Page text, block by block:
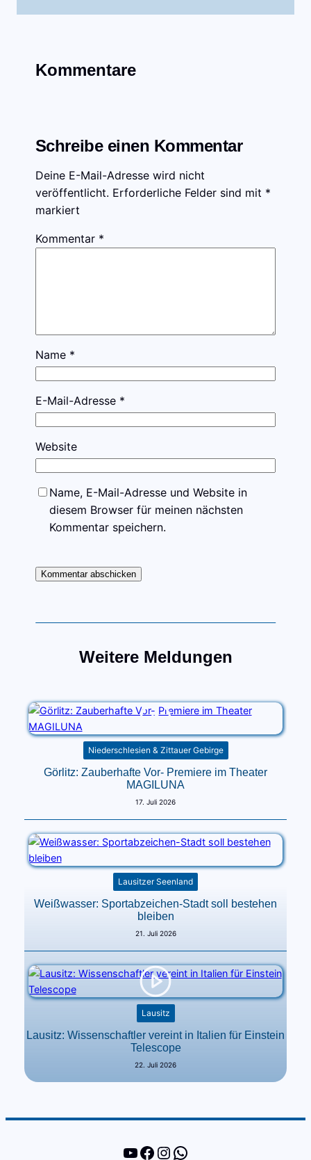
Kommentare
Schreibe einen Kommentar
Deine E-Mail-Adresse wird nicht
veröffentlicht. Erforderliche Felder sind mit *
markiert
Kommentar *
Name *
E-Mail-Adresse *
Website
Name, E-Mail-Adresse und Website in
diesem Browser für meinen nächsten
Kommentar speichern.
Weitere Meldungen
Niederschlesien & Zittauer Gebirge
Görlitz: Zauberhafte Vor- Premiere im Theater
MAGILUNA
17. Juli 2026
Lausitzer Seenland
Weißwasser: Sportabzeichen-Stadt soll bestehen
bleiben
21. Juli 2026
Lausitz
Lausitz: Wissenschaftler vereint in Italien für Einstein
Telescope
22. Juli 2026
YouTube
Facebook
Instagram
WhatsApp